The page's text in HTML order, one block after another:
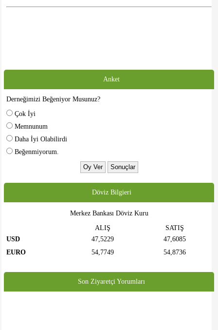
Anket
Derneğimizi Beğeniyor Musunuz?
Çok İyi
Memnunum
Daha İyi Olabilirdi
Beğenmiyorum.
Döviz Bilgieri
Merkez Bankası Döviz Kuru
ALIŞ
SATIŞ
USD
47,5229
47,6085
EURO
54,7749 54,8736
Son Ziyaretçi Yorumları